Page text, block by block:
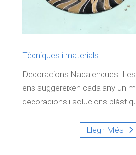
Tècniques i materials
Decoracions Nadalenques:
ens suggereixen cada any un
decoracions i solucions
Llegir Més